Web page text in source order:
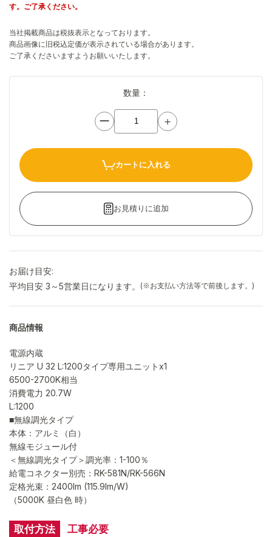
す。ご了承ください。
当社掲載商品は税抜表示となっております。
商品画像に旧税込定価が表示されている場合があります。
ご了承くださいますようお願いいたします。
取付方法 工事必要
数量：
ー ＋
カートに入れる
お見積りに追加
お届け目安:
平均目安 3～5営業日になります。
(※お支払い方法等で前後します。)
商品情報
電源内蔵
リニア U 32 L:1200タイプ専用ユニットx1
6500-2700K相当
消費電力 20.7W
L:1200
■無線調光タイプ
本体：アルミ（白）
無線モジュール付
＜無線調光タイプ＞調光率：1-100％
給電コネクター別売：RK-581N/RK-566N
定格光束：2400lm (115.9lm/W)
（5000K 昼白色 時）